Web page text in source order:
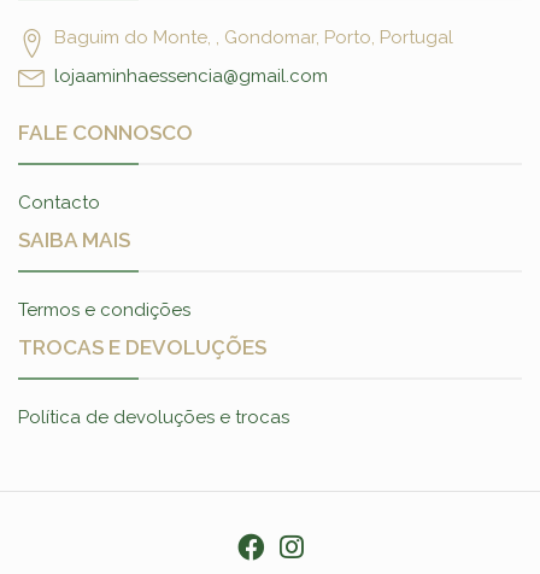
Baguim do Monte, , Gondomar, Porto, Portugal
lojaaminhaessencia@gmail.com
FALE CONNOSCO
Contacto
SAIBA MAIS
Termos e condições
TROCAS E DEVOLUÇÕES
Política de devoluções e trocas